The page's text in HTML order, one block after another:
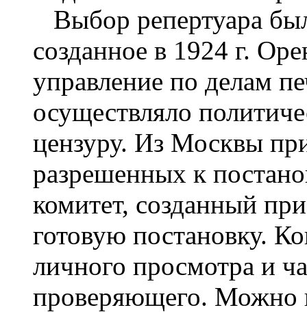
Выбор репертуара
созданное в 1924 г.
управление по делам
осуществляло
цензуру. Из Москвы
разрешенных к
комитет, созданный
готовую постановку.
личного просмотра и
проверяющего. Можно